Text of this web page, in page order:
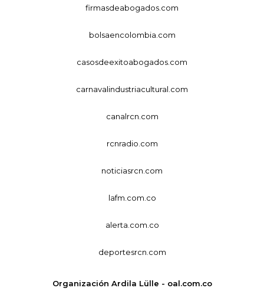
firmasdeabogados.com
bolsaencolombia.com
casosdeexitoabogados.com
carnavalindustriacultural.com
canalrcn.com
rcnradio.com
noticiasrcn.com
lafm.com.co
alerta.com.co
deportesrcn.com
Organización Ardila Lülle - oal.com.co